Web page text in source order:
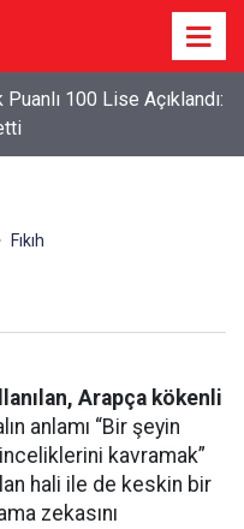
100 Lise Açıklandı:
Fıkıh
Arapça kökenli
anlamı “Bir şeyin
kavramak”
hali ile de keskin bir
zekasını